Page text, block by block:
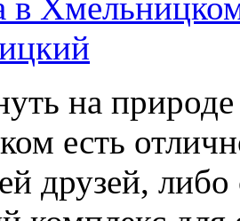
на
есть
друзей,